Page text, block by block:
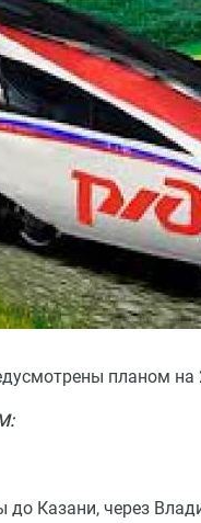
планом на
Казани, через